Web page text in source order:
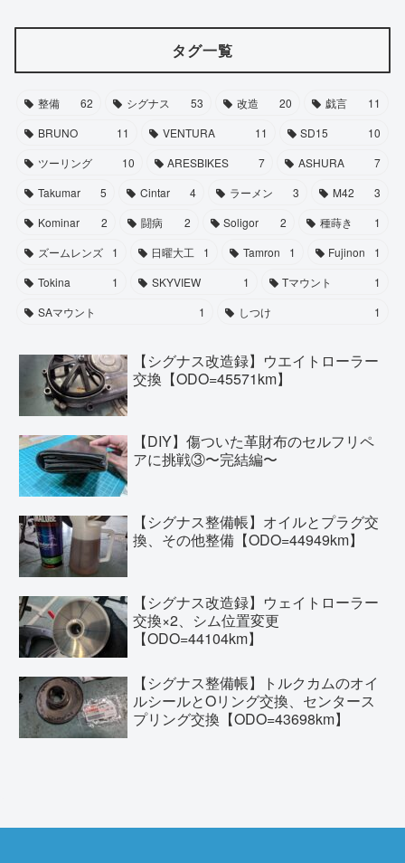
タグ一覧
整備 62 シグナス 53 改造 20 戯言
11
BRUNO
11 VENTURA 11 SD15
10
ツーリング
10 ARESBIKES 7 ASHURA
7
Takumar
5 Cintar 4 ラーメン 3 M42
3
Kominar
2 闘病 2 Soligor 2 種蒔き
1
ズームレンズ
1 日曜大工 1 Tamron 1 Fujinon
1
Tokina
1 SKYVIEW 1 Tマウント
1
SAマウント
1 しつけ 1
【シグナス改造録】ウエイトローラー
交換【ODO=45571km】
【DIY】傷ついた革財布のセルフリペ
アに挑戦③〜完結編〜
【シグナス整備帳】オイルとプラグ交
換、その他整備【ODO=44949km】
【シグナス改造録】ウェイトローラー
交換×2、シム位置変更
【ODO=44104km】
【シグナス整備帳】トルクカムのオイ
ルシールとOリング交換、センタース
プリング交換【ODO=43698km】